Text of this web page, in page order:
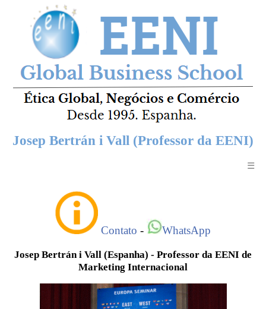
Josep Bertrán i Vall (Professor da EENI)
☰
Contato - WhatsApp
Josep Bertrán i Vall (Espanha) - Professor da EENI de
Marketing Internacional